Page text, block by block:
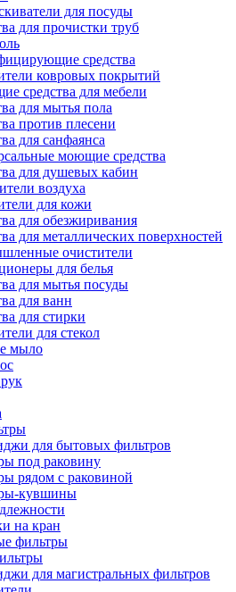
для посуды
для прочистки труб
средства
ковровых покрытий
средства для мебели
для мытья пола
против плесени
для санфаянса
моющие средства
для душевых кабин
воздуха
для кожи
для обезжиривания
для металлических поверхностей
очистители
для белья
для мытья посуды
для ванн
для стирки
для стекол
мыло
для бытовых фильтров
под раковину
рядом с раковиной
кувшины
на кран
фильтры
для магистральных фильтров